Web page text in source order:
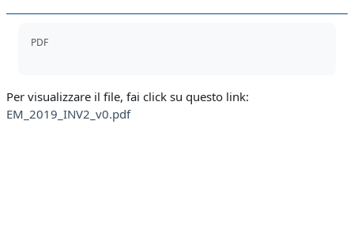
PDF
Per visualizzare il file, fai click su questo link:
EM_2019_INV2_v0.pdf